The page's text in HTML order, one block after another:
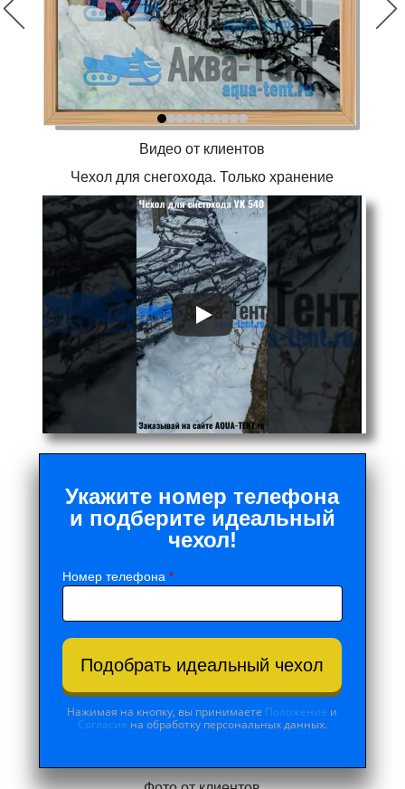
Видео от клиентов
Чехол для снегохода. Только хранение
Укажите номер телефона
и подберите идеальный
чехол!
Номер телефона *
Подобрать идеальный чехол
Нажимая на кнопку, вы принимаете Положение и
Согласие на обработку персональных данных.